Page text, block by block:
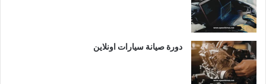
دورة صيانة سيارات اونلاين